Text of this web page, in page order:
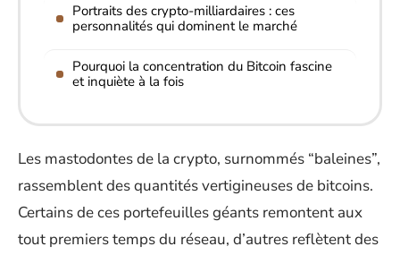
Portraits des crypto-milliardaires : ces
personnalités qui dominent le marché
Pourquoi la concentration du Bitcoin fascine
et inquiète à la fois
Les mastodontes de la crypto, surnommés “baleines”,
rassemblent des quantités vertigineuses de bitcoins.
Certains de ces portefeuilles géants remontent aux
tout premiers temps du réseau, d’autres reflètent des